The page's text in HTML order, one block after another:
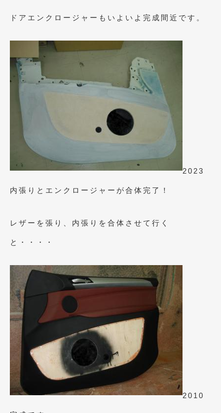
2010年5月
2010年4月 (3)
2010年3月(2)
2010年1月
2009年12月(7)
2009年11月 (7)
2009年8月(9)
ドアエンクロージャーもいよいよ完成間近です。
2023
内張りとエンクロージャーが合体完了！
レザーを張り、内張りを合体させて行く
と・・・・
2010